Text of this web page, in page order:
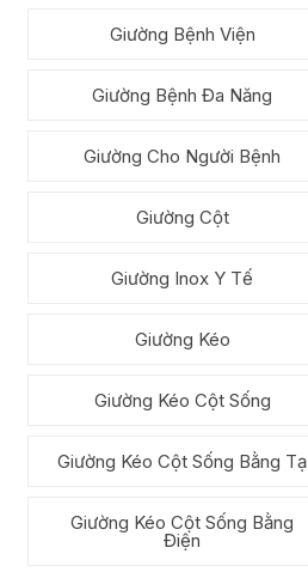
Giường Bệnh Viện
Giường Bệnh Đa Năng
Giường Cho Người Bệnh
Giường Cột
Giường Inox Y Tế
Giường Kéo
Giường Kéo Cột Sống
Giường Kéo Cột Sống Bằng Tạ
Giường Kéo Cột Sống Bằng
Điện